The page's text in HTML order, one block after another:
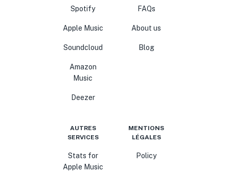
Spotify
Apple Music
Soundcloud
Amazon
Music
Deezer
FAQs
About us
Blog
AUTRES
SERVICES
Stats for
Apple Music
MENTIONS
LÉGALES
Policy